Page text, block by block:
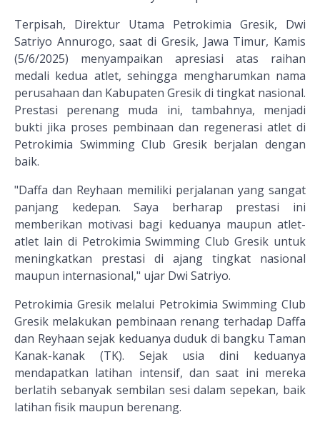
Terpisah, Direktur Utama Petrokimia Gresik, Dwi
Satriyo Annurogo, saat di Gresik, Jawa Timur, Kamis
(5/6/2025) menyampaikan apresiasi atas raihan
medali kedua atlet, sehingga mengharumkan nama
perusahaan dan Kabupaten Gresik di tingkat nasional.
Prestasi perenang muda ini, tambahnya, menjadi
bukti jika proses pembinaan dan regenerasi atlet di
Petrokimia Swimming Club Gresik berjalan dengan
baik.
"Daffa dan Reyhaan memiliki perjalanan yang sangat
panjang kedepan. Saya berharap prestasi ini
memberikan motivasi bagi keduanya maupun atlet-
atlet lain di Petrokimia Swimming Club Gresik untuk
meningkatkan prestasi di ajang tingkat nasional
maupun internasional," ujar Dwi Satriyo.
Petrokimia Gresik melalui Petrokimia Swimming Club
Gresik melakukan pembinaan renang terhadap Daffa
dan Reyhaan sejak keduanya duduk di bangku Taman
Kanak-kanak (TK). Sejak usia dini keduanya
mendapatkan latihan intensif, dan saat ini mereka
berlatih sebanyak sembilan sesi dalam sepekan, baik
latihan fisik maupun berenang.